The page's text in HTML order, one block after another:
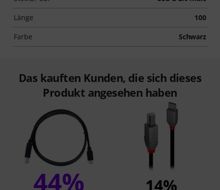
Länge 100
Farbe Schwarz
Das kauften Kunden, die sich dieses
Produkt angesehen haben
44% 14%